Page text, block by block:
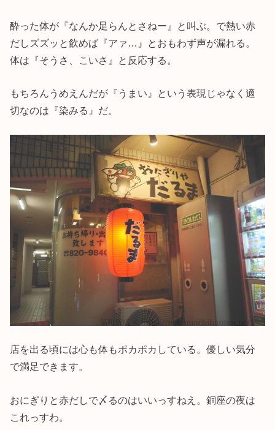
酔った体が『なんか足らんとさねー』と叫ぶ。で熱い赤
だしズズッと飲めば『アァ…』とおもわず声が漏れる。
体は『そうさ、こいさ』と反応する。
もちろんうめえんだが『うまい』という表現じゃなく適
切なのは『染みる』だ。
店を出る頃には心も体もポカポカしている。優しい気分
で満足できます。
おにぎりと赤だしで〆るのはいいっすねえ。銅座の夜は
これっすわ。